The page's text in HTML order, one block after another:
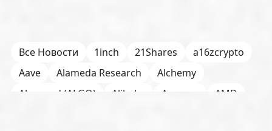
Все Новости 1inch 21Shares
a16zcrypto
Aave
Alameda Research
Alchemy
Algorand (ALGO)
Alibaba Amazon
AMD